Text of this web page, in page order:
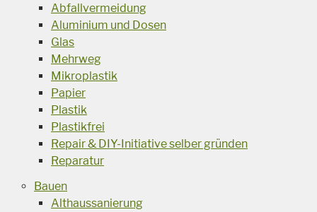
Abfallvermeidung
Aluminium und Dosen
Glas
Mehrweg
Mikroplastik
Papier
Plastik
Plastikfrei
Repair & DIY-Initiative selber gründen
Reparatur
Bauen
Althaussanierung